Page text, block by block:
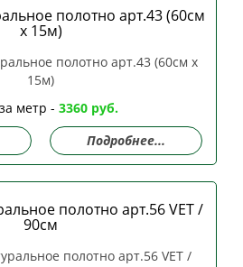
полотно арт.43 (60см
х 15м)
метр - 3360 руб.
Подробнее...
полотно арт.56 VET /
90см